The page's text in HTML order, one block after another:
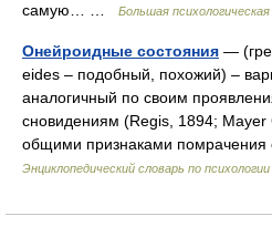
самую… …
Большая психологическая
Онейроидные состояния —
eides – подобный, похожий) –
аналогичный по своим
сновидениям (Regis, 1894;
общими признаками
Энциклопедический словарь по психологии